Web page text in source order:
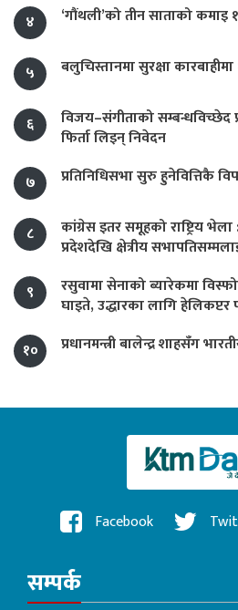
४
‘गौंथली’को तीन साताको
५ बलुचिस्तानमा सुरक्षा
६
विजय–संगीताको सम्बन्धविच्छेद
फिर्ता लिइन् निवेदन
७
प्रतिनिधिसभा सुरु हुनेवित्तिकै
८
कांग्रेस इतर समूहको राष्ट्रिय
प्रदेशदेखि क्षेत्रीय
९
रसुवामा सेनाको ब्यारेकमा
घाइते, उद्धारका लागि
१०
प्रधानमन्त्री बालेन्द्र शाहसँग
Facebook
सम्पर्क